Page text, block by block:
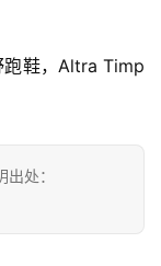
鞋，Altra Timp
处：